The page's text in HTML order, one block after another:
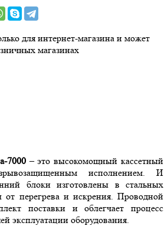
для интернет-магазина и может
магазинах
7000– это высокомощный кассетный
исполнением. И
блоки изготовлены в стальных
перегрева и искрения. Проводной
поставки и облегчает процесс
эксплуатации оборудования.